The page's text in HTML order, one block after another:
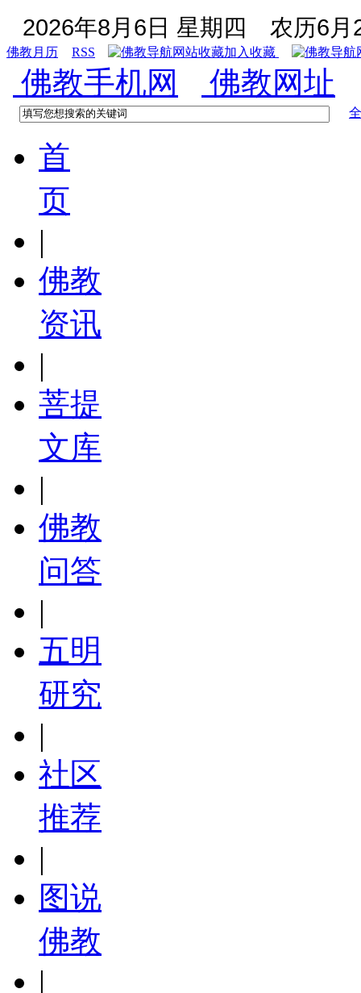
2026年8月6日 星期四 农历6月
佛教月历 RSS 加入收藏
佛教手机网 佛教网址
首
页
|
佛教
资讯
|
菩提
文库
|
佛教
问答
|
五明
研究
|
社区
推荐
|
图说
佛教
|